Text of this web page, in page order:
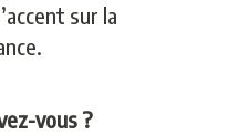
sur la
vous ?